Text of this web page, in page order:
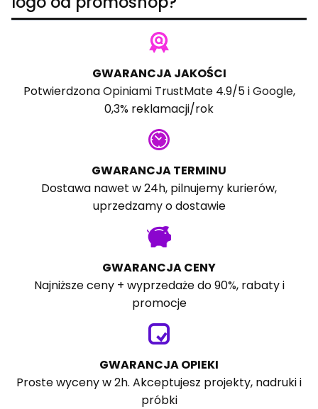
GWARANCJA JAKOŚCI
PotwierdzonaOpiniami TrustMate4.9/5 iGoogle,
0,3% reklamacji/rok
GWARANCJA TERMINU
Dostawa nawet w 24h, pilnujemy kurierów,
uprzedzamy o dostawie
GWARANCJA CENY
Najniższe ceny + wyprzedaże do 90%, rabaty i
promocje
GWARANCJA OPIEKI
Proste wyceny w 2h. Akceptujesz projekty, nadruki i
próbki